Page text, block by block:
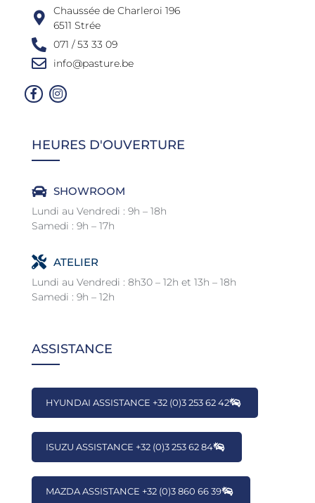
Chaussée de Charleroi 196
6511 Strée
071 / 53 33 09
info@pasture.be
HEURES D'OUVERTURE
SHOWROOM
Lundi au Vendredi : 9h – 18h
Samedi : 9h – 17h
ATELIER
Lundi au Vendredi : 8h30 – 12h et 13h – 18h
Samedi : 9h – 12h
ASSISTANCE
HYUNDAI ASSISTANCE +32 (0)3 253 62 42
ISUZU ASSISTANCE +32 (0)3 253 62 84
MAZDA ASSISTANCE +32 (0)3 860 66 39